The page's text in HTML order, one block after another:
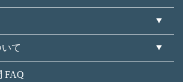
て
FAQ